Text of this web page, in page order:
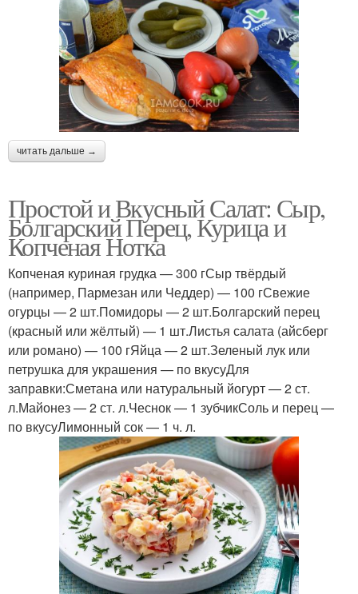
читать дальше →
Простой и Вкусный Салат: Сыр,
Болгарский Перец, Курица и
Копченая Нотка
Копченая куриная грудка — 300 гСыр твёрдый
(например, Пармезан или Чеддер) — 100 гСвежие
огурцы — 2 шт.Помидоры — 2 шт.Болгарский перец
(красный или жёлтый) — 1 шт.Листья салата (айсберг
или романо) — 100 гЯйца — 2 шт.Зеленый лук или
петрушка для украшения — по вкусуДля
заправки:Сметана или натуральный йогурт — 2 ст.
л.Майонез — 2 ст. л.Чеснок — 1 зубчикСоль и перец —
по вкусуЛимонный сок — 1 ч. л.